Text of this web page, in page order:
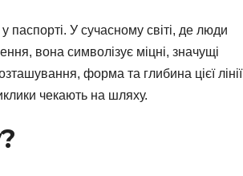
У сучасному світі, де люди
вона символізує міцні, значущі
форма та глибина цієї лінії
чекають на шляху.